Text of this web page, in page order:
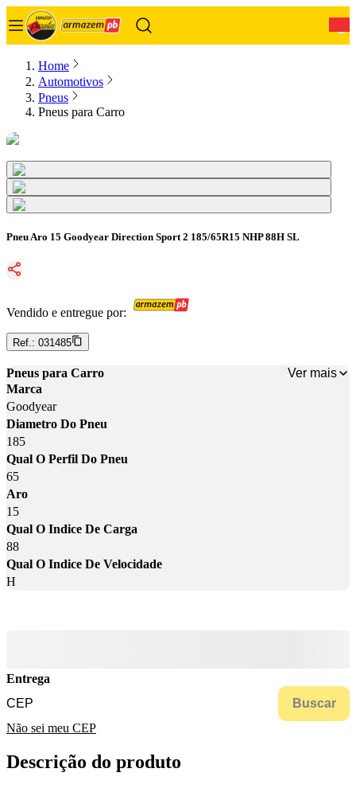
Home
Automotivos
Pneus
Pneus para Carro
Pneu Aro 15 Goodyear Direction Sport 2 185/65R15 NHP 88H SL
Vendido e entregue por:
Ref.: 031485
Pneus para Carro
Ver mais
Marca
Goodyear
Diametro Do Pneu
185
Qual O Perfil Do Pneu
65
Aro
15
Qual O Indice De Carga
88
Qual O Indice De Velocidade
H
Entrega
Buscar
Não sei meu CEP
Descrição do produto